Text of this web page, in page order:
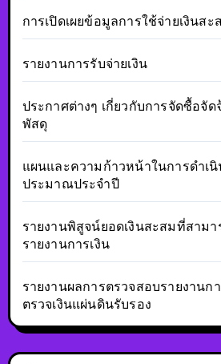
การเปิดเผยข้อมูลการใช้จ่ายเงินสะ
รายงานการรับจ่ายเงิน
ประกาศต่างๆ เกี่ยวกับการจัดซื้อจั
พัสดุ
แผนและความก้าวหน้าในการดำเ
ประมาณประจำปี
รายงานพิสูจน์ยอดเงินสะสมที่สาม
รายงานการเงิน
รายงานผลการตรวจสอบรายงานก
ตรวจเงินแผ่นดินรับรอง